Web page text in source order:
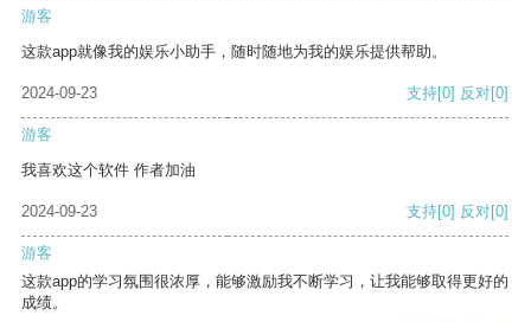
游客
这款app就像我的娱乐小助手，随时随地为我的娱乐提供帮助。
2024-09-23 支持[0] 反对[0]
游客
我喜欢这个软件 作者加油
2024-09-23 支持[0] 反对[0]
游客
这款app的学习氛围很浓厚，能够激励我不断学习，让我能够取得更好的
成绩。